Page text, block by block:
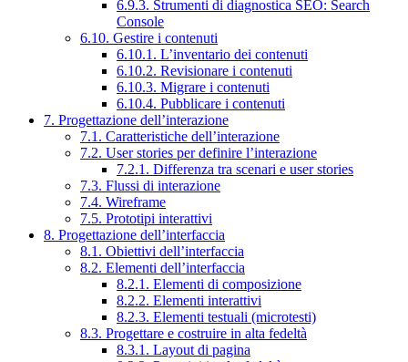
6.9.3. Strumenti di diagnostica SEO: Search
Console
6.10. Gestire i contenuti
6.10.1. L’inventario dei contenuti
6.10.2. Revisionare i contenuti
6.10.3. Migrare i contenuti
6.10.4. Pubblicare i contenuti
7. Progettazione dell’interazione
7.1. Caratteristiche dell’interazione
7.2. User stories per definire l’interazione
7.2.1. Differenza tra scenari e user stories
7.3. Flussi di interazione
7.4. Wireframe
7.5. Prototipi interattivi
8. Progettazione dell’interfaccia
8.1. Obiettivi dell’interfaccia
8.2. Elementi dell’interfaccia
8.2.1. Elementi di composizione
8.2.2. Elementi interattivi
8.2.3. Elementi testuali (microtesti)
8.3. Progettare e costruire in alta fedeltà
8.3.1. Layout di pagina